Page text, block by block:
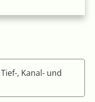
, Kanal- und